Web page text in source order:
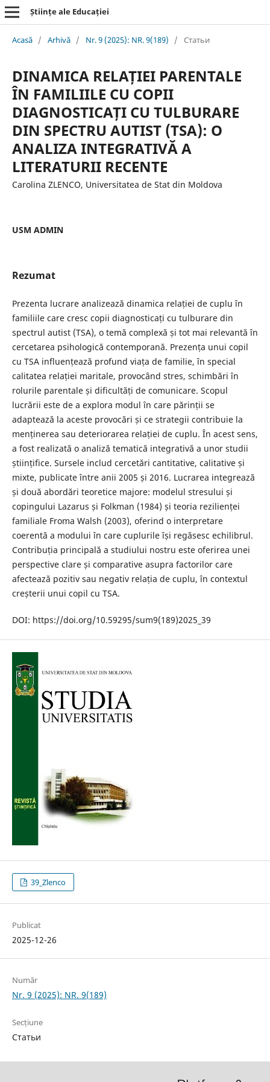
Științe ale Educației
Acasă / Arhivă / Nr. 9 (2025): NR. 9(189) / Статьи
DINAMICA RELAȚIEI PARENTALE
ÎN FAMILIILE CU COPII
DIAGNOSTICAȚI CU TULBURARE
DIN SPECTRU AUTIST (TSA): O
ANALIZA INTEGRATIVĂ A
LITERATURII RECENTE
Carolina ZLENCO, Universitatea de Stat din Moldova
USM ADMIN
Rezumat
Prezenta lucrare analizează dinamica relației de cuplu în
familiile care cresc copii diagnosticați cu tulburare din
spectrul autist (TSA), o temă complexă și tot mai relevantă în
cercetarea psihologică contemporană. Prezența unui copil
cu TSA influențează profund viața de familie, în special
calitatea relației maritale, provocând stres, schimbări în
rolurile parentale și dificultăți de comunicare. Scopul
lucrării este de a explora modul în care părinții se
adaptează la aceste provocări și ce strategii contribuie la
menținerea sau deteriorarea relației de cuplu. În acest sens,
a fost realizată o analiză tematică integrativă a unor studii
științifice. Sursele includ cercetări cantitative, calitative și
mixte, publicate între anii 2005 și 2016. Lucrarea integrează
și două abordări teoretice majore: modelul stresului și
copingului Lazarus și Folkman (1984) și teoria rezilienței
familiale Froma Walsh (2003), oferind o interpretare
coerentă a modului în care cuplurile își regăsesc echilibrul.
Contribuția principală a studiului nostru este oferirea unei
perspective clare și comparative asupra factorilor care
afectează pozitiv sau negativ relația de cuplu, în contextul
creșterii unui copil cu TSA.
DOI: https://doi.org/10.59295/sum9(189)2025_39
39_Zlenco
Publicat
2025-12-26
Număr
Nr. 9 (2025): NR. 9(189)
Secțiune
Статьи